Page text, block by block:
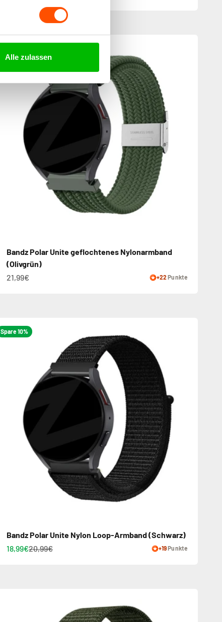
Alle zulassen
Bandz Polar Unite geflochtenes Nylonarmband
(Olivgrün)
21,99€
+22Punkte
Spare 10%
Bandz Polar Unite Nylon Loop-Armband (Schwarz)
18,99€20,99€ +19Punkte